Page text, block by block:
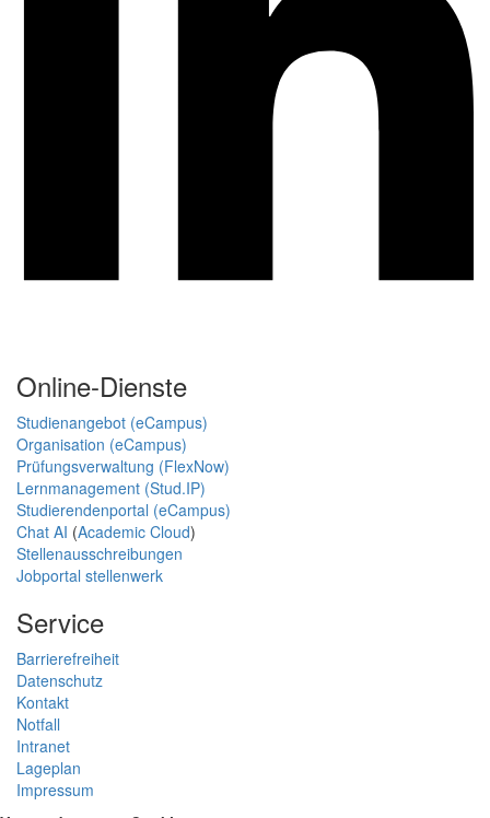
Online-Dienste
Studienangebot (eCampus)
Organisation (eCampus)
Prüfungsverwaltung (FlexNow)
Lernmanagement (Stud.IP)
Studierendenportal (eCampus)
Chat AI (Academic Cloud)
Stellenausschreibungen
Jobportal stellenwerk
Service
Barrierefreiheit
Datenschutz
Kontakt
Notfall
Intranet
Lageplan
Impressum